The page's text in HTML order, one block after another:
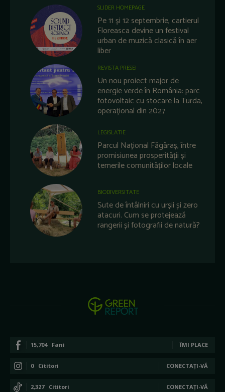
SLIDER HOMEPAGE
Pe 11 și 12 septembrie, cartierul
Floreasca devine un festival
urban de muzică clasică în aer
liber
REVISTA PRESEI
Un nou proiect major de
energie verde în România: parc
fotovoltaic cu stocare la Turda,
operațional din 2027
LEGISLATIE
Parcul Național Făgăraș, între
promisiunea prosperității și
temerile comunităților locale
BIODIVERSITATE
Sute de întâlniri cu urșii și zero
atacuri. Cum se protejează
rangerii și fotografii de natură?
15,704 Fani ÎMI PLACE
0 Cititori CONECTAȚI-VĂ
2,327 Cititori CONECTAȚI-VĂ